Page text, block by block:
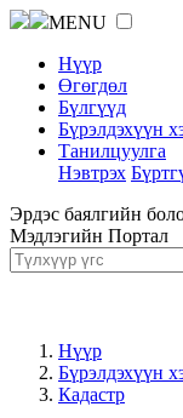
MENU
Нүүр
Өгөгдөл
Бүлгүүд
Бүрэлдэхүүн
Танилцуулга
Нэвтрэх
Эрдэс баялгийн
Мэдлэгийн Портал
Нүүр
Бүрэлдэхүүн
Кадастр